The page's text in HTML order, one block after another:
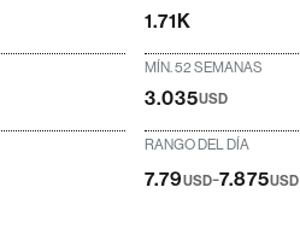
1.71K
MÍN. 52 SEMANAS
3.035USD
RANGO DEL DÍA
7.79USD-7.875USD